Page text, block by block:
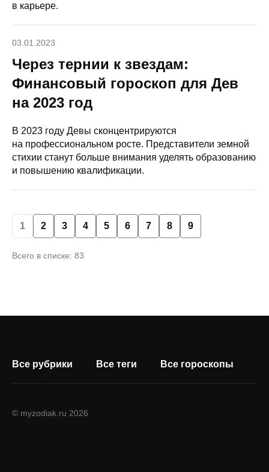
в карьере.
03.01.2023
Через тернии к звездам:
Финансовый гороскоп для Дев
на 2023 год
В 2023 году Девы сконцентрируются
на профессиональном росте. Представители земной
стихии станут больше внимания уделять образованию
и повышению квалификации.
1 2 3 4 5 6 7 8 9
Всего в списке: 83
Все рубрики Все теги Все гороскопы
© myzodiak.ru 2026